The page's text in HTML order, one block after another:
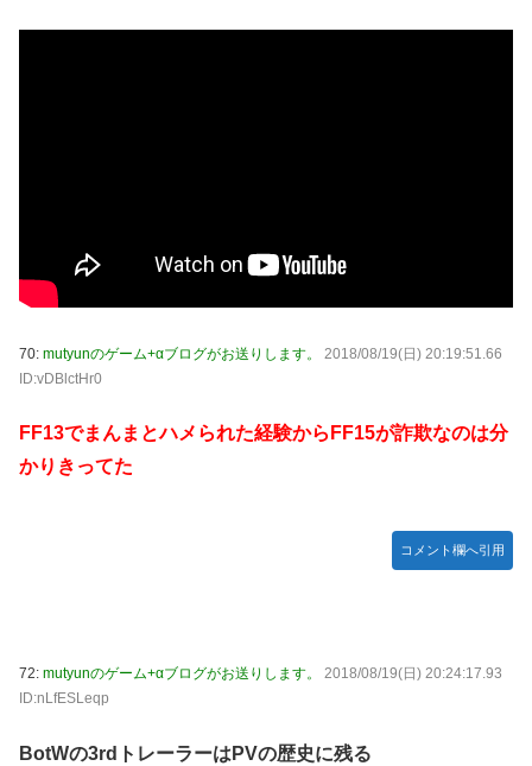
70: mutyunのゲーム+αブログがお送りします。
2018/08/19(日) 20:19:51.66
ID:vDBlctHr0
FF13でまんまとハメられた経験からFF15が詐欺なのは分
かりきってた
コメント欄へ引用
72: mutyunのゲーム+αブログがお送りします。
2018/08/19(日) 20:24:17.93
ID:nLfESLeqp
BotWの3rdトレーラーはPVの歴史に残る